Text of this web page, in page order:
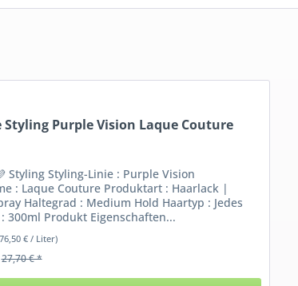
Styling Purple Vision Laque Couture
Styling Styling-Linie : Purple Vision
: Laque Couture Produktart : Haarlack |
Haltegrad : Medium Hold Haartyp : Jedes
300ml Produkt Eigenschaften...
€ / Liter)
27,70 € *